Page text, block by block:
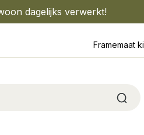
dagelijks verwerkt!
Framemaat